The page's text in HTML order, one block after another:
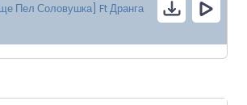
Пел Соловушка] Ft Дранга